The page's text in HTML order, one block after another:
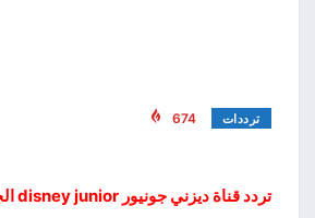
ترددات 674
تردد قناة ديزني جونيور disney junior الجديد على نايل سات